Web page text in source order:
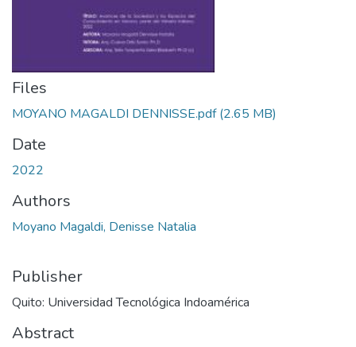
Files
MOYANO MAGALDI DENNISSE.pdf(2.65 MB)
Date
2022
Authors
Moyano Magaldi, Denisse Natalia
Publisher
Quito: Universidad Tecnológica Indoamérica
Abstract